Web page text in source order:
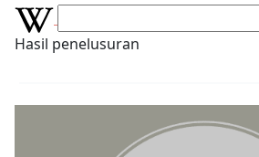
Hasil penelusuran